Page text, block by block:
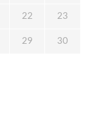
22 23
29 30